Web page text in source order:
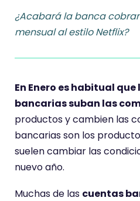
¿Acabará la banca
mensual al estilo Netflix?
En Enero es habitual
bancarias suban las
productos y cambien las
bancarias son los
suelen cambiar las
nuevo año.
Muchas de las cuentas